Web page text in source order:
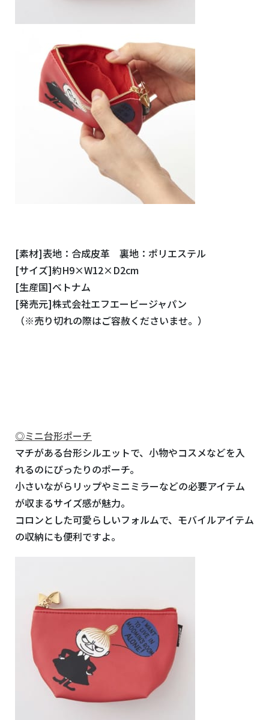
[素材]表地：合成皮革 裏地：ポリエステル
[サイズ]約H9×W12×D2cm
[生産国]ベトナム
[発売元]株式会社エフエービージャパン
（※売り切れの際はご容赦くださいませ。）
◎ミニ台形ポーチ
マチがある台形シルエットで、小物やコスメなどを入
れるのにぴったりのポーチ。
小さいながらリップやミニミラーなどの必要アイテム
が収まるサイズ感が魅力。
コロンとした可愛らしいフォルムで、モバイルアイテム
の収納にも便利ですよ。